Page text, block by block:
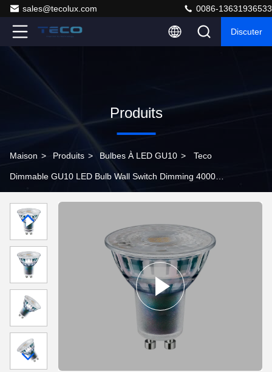
sales@tecolux.com 0086-13631936533
Discuter
Produits
Maison > Produits > Bulbes À LED GU10 > Teco
Dimmable GU10 LED Bulb Wall Switch Dimming 4000K